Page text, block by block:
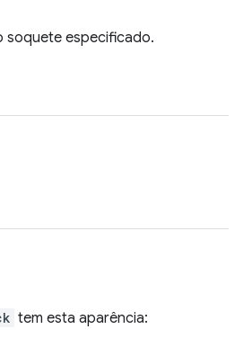
soquete especificado.
tem esta aparência: